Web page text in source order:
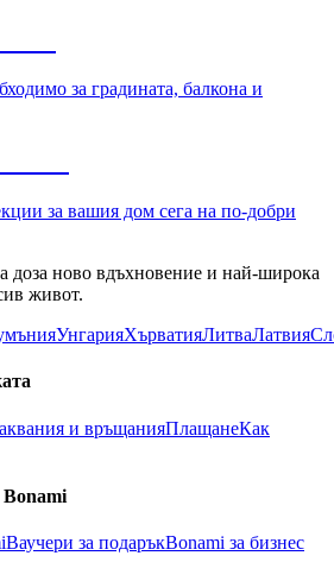
за градината, балкона и
за вашия дом сега на по-добри
доза ново вдъхновение и най-широка
живот.
УнгарияХърватияЛитваЛатвия
и връщанияПлащанеКак
Ваучери за подаръкBonami за бизнес